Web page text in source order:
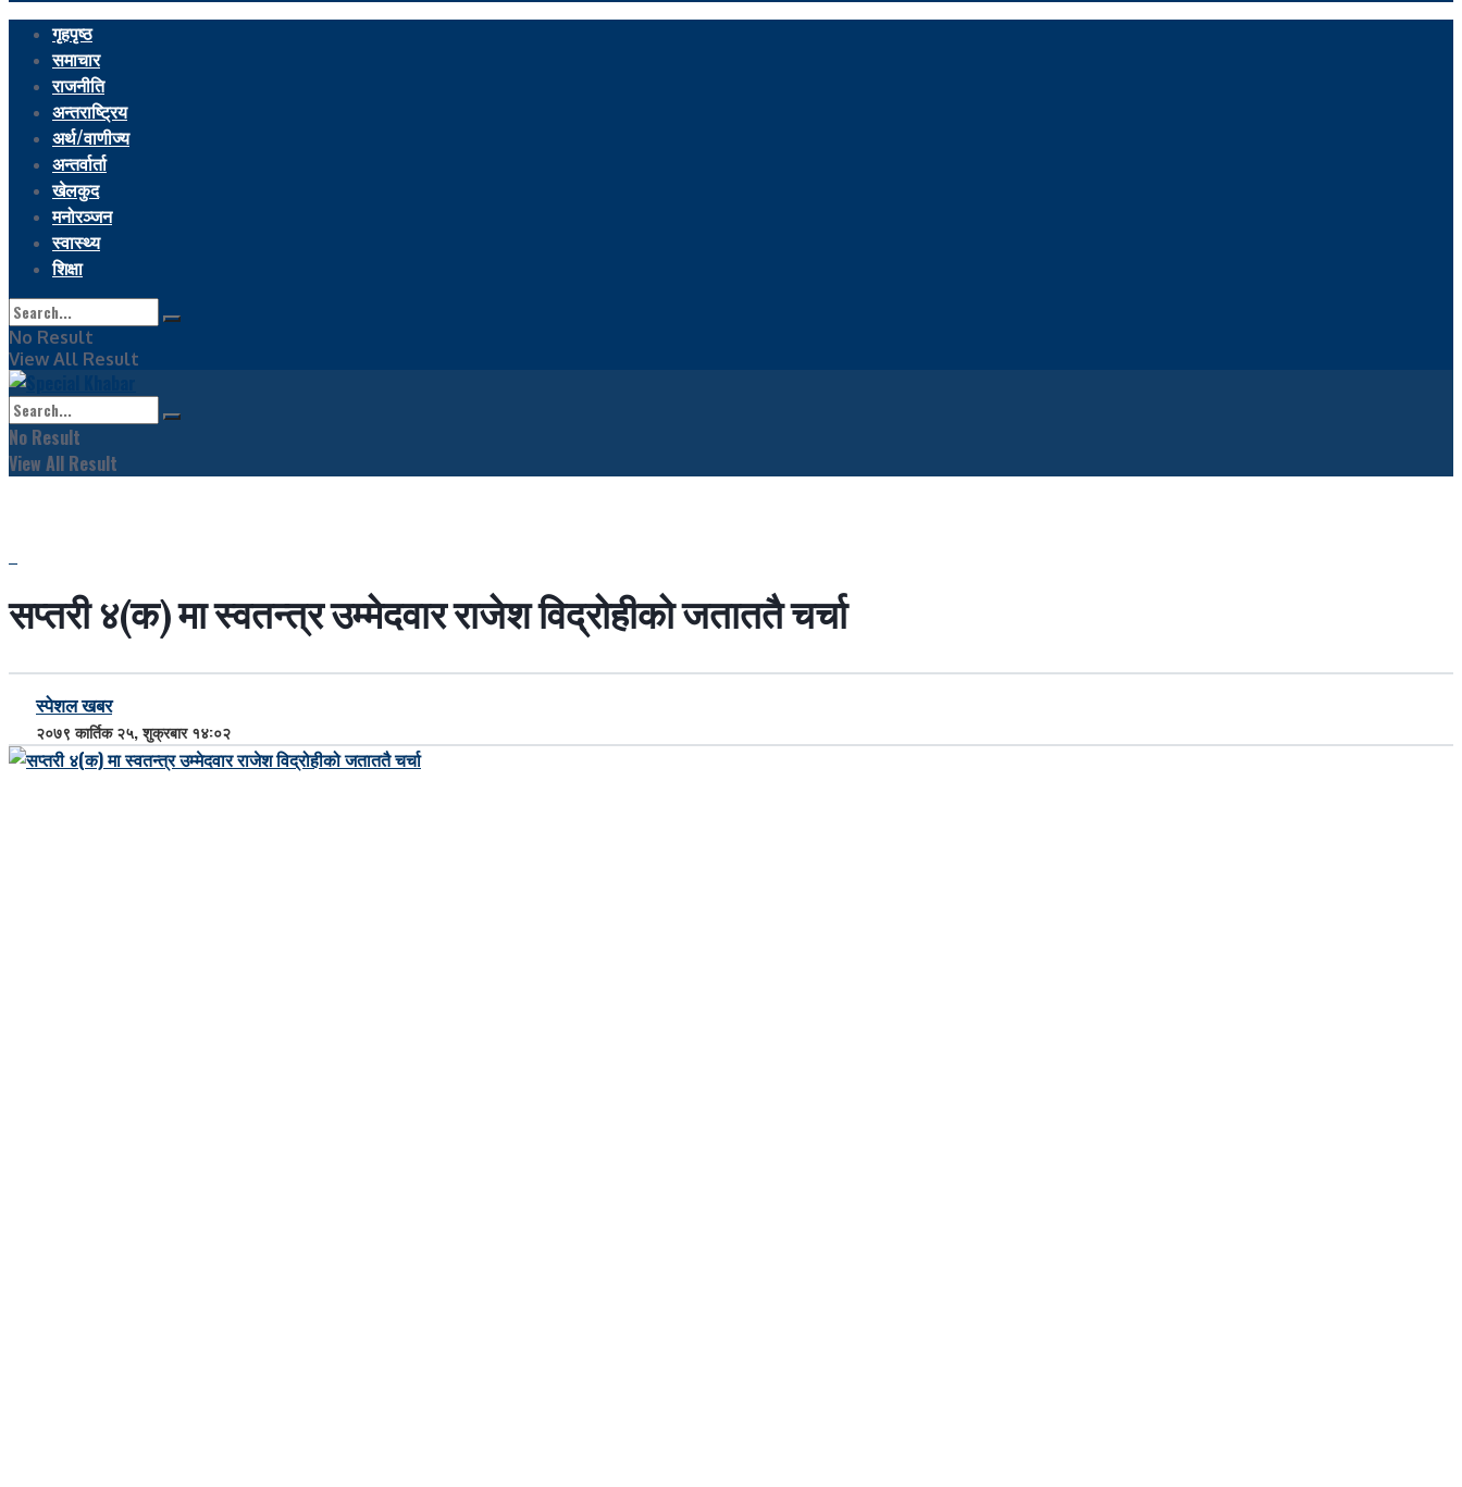
गृहपृष्ठ
समाचार
राजनीति
अन्तराष्ट्रिय
अर्थ/वाणीज्य
अन्तर्वार्ता
खेलकुद
मनोरञ्जन
स्वास्थ्य
शिक्षा
No Result
View All Result
No Result
View All Result
सप्तरी ४(क) मा स्वतन्त्र उम्मेदवार राजेश विद्रोहीको जताततै चर्चा
स्पेशल खबर
२०७९ कार्तिक २५, शुक्रबार १४:०२